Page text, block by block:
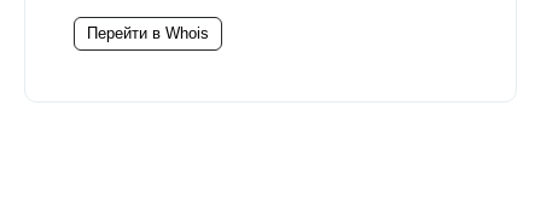
Перейти в Whois